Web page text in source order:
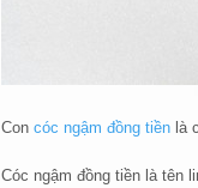
Con cóc ngậm đồng tiền là
Cóc ngậm đồng tiền là tên